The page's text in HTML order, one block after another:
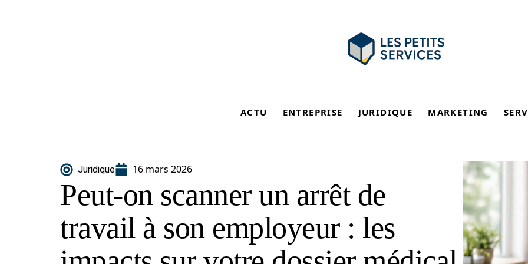
ACTU ENTREPRISE JURIDIQUE MARKETING
Juridique 16 mars 2026
Peut-on scanner un arrêt de
travail à son employeur : les